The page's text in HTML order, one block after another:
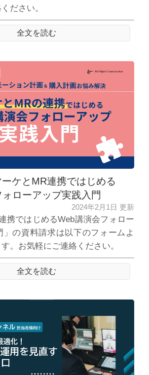
ださい。
全文を読む
ーケとMR連携ではじめる
ローアップ実践入門
2024年2月1日 更新
携ではじめるWeb講演会フォロー
」の資料請求は以下のフォームよ
。お気軽にご連絡ください。
全文を読む